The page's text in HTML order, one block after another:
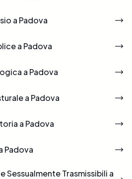
a Padova
a Padova
a Padova
a Padova
a Padova
Padova
Sessualmente Trasmissibili a